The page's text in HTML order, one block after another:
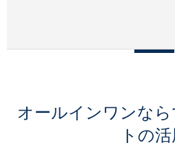
オールインワンな
トの活